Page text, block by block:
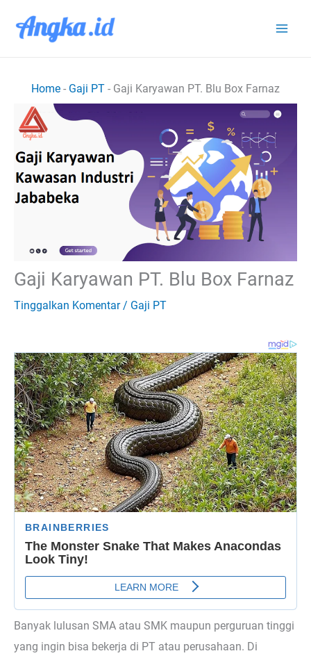
Home - Gaji PT - Gaji Karyawan PT. Blu Box Farnaz
Gaji Karyawan PT. Blu Box Farnaz
Tinggalkan Komentar / Gaji PT
Banyak lulusan SMA atau SMK maupun perguruan tinggi
yang ingin bisa bekerja di PT atau perusahaan. Di